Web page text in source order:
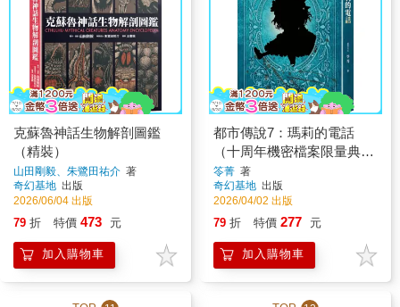
克蘇魯神話生物解剖圖鑑
（精裝）
山田剛毅、朱鷺田祐介 著
奇幻基地 出版
2026/06/04 出版
79 折 特價 473 元
加入購物車
都市傳說7：瑪莉的電話
（十周年機密檔案限量典藏
版）
笭菁 著
奇幻基地 出版
2026/04/02 出版
79 折 特價 277 元
加入購物車